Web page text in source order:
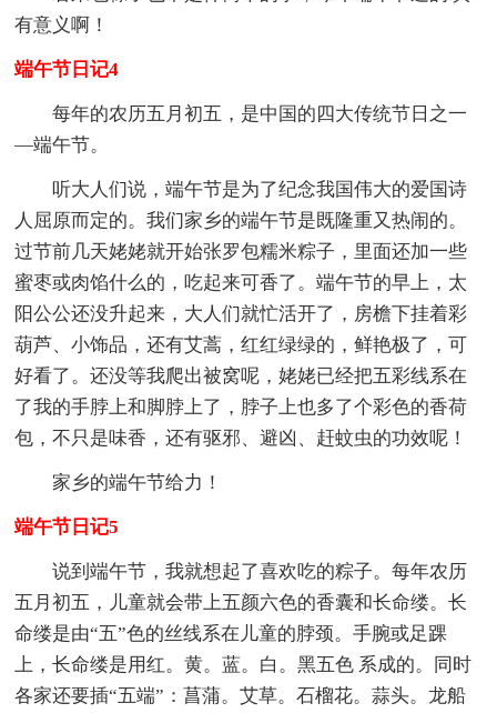
有意义啊！
端午节日记4
每年的农历五月初五，是中国的四大传统节日之一
—端午节。
听大人们说，端午节是为了纪念我国伟大的爱国诗
人屈原而定的。我们家乡的端午节是既隆重又热闹的。
过节前几天姥姥就开始张罗包糯米粽子，里面还加一些
蜜枣或肉馅什么的，吃起来可香了。端午节的早上，太
阳公公还没升起来，大人们就忙活开了，房檐下挂着彩
葫芦、小饰品，还有艾蒿，红红绿绿的，鲜艳极了，可
好看了。还没等我爬出被窝呢，姥姥已经把五彩线系在
了我的手脖上和脚脖上了，脖子上也多了个彩色的香荷
包，不只是味香，还有驱邪、避凶、赶蚊虫的功效呢！
家乡的端午节给力！
端午节日记5
说到端午节，我就想起了喜欢吃的粽子。每年农历
五月初五，儿童就会带上五颜六色的香囊和长命缕。长
命缕是由“五”色的丝线系在儿童的脖颈。手腕或足踝
上，长命缕是用红。黄。蓝。白。黑五色 系成的。同时
各家还要插“五端”：菖蒲。艾草。石榴花。蒜头。龙船